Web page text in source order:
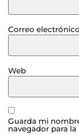
Correo electrónico
Web
Guarda mi
navegador para